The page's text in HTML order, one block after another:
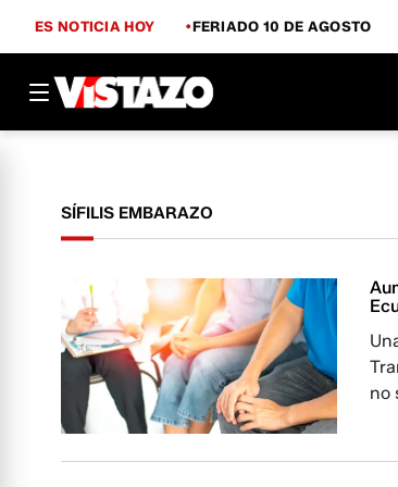
ES NOTICIA HOY FERIADO 10 DE AGOSTO
SÍFILIS EMBARAZO
no